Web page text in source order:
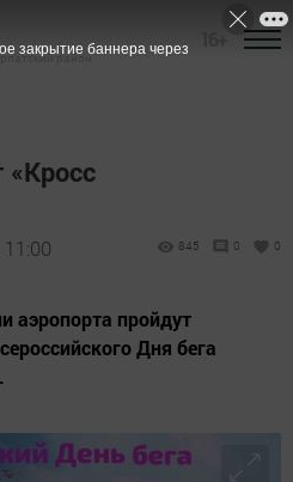
район
«Кросс
845 0 0
аэропорта пройдут
Дня бега
закрытие баннера через